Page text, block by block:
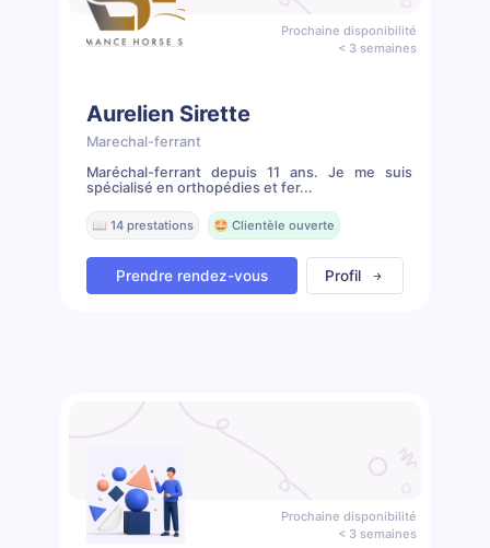
Prochaine disponibilité
< 3 semaines
Aurelien Sirette
Marechal-ferrant
Maréchal-ferrant depuis 11 ans. Je me suis
spécialisé en orthopédies et fer...
📖 14 prestations 🤩 Clientèle ouverte
Prendre rendez-vous Profil
Prochaine disponibilité
< 3 semaines